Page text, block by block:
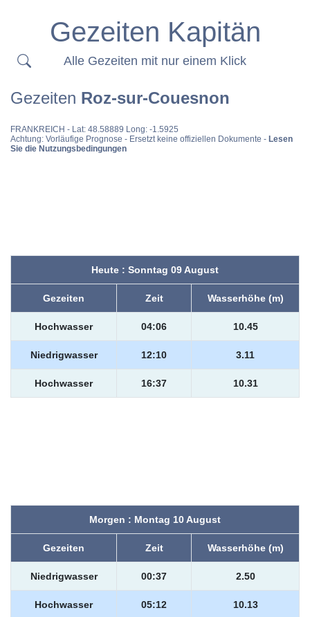
Gezeiten Kapitän
Alle Gezeiten mit nur einem Klick
Gezeiten Roz-sur-Couesnon
FRANKREICH - Lat: 48.58889 Long: -1.5925
Achtung: Vorläufige Prognose - Ersetzt keine offiziellen Dokumente - Lesen
Sie die Nutzungsbedingungen
Heute : Sonntag 09 August
Gezeiten Zeit Wasserhöhe (m)
Hochwasser 04:06 10.45
Niedrigwasser 12:10 3.11
Hochwasser 16:37 10.31
Morgen : Montag 10 August
Gezeiten Zeit Wasserhöhe (m)
Niedrigwasser 00:37 2.50
Hochwasser 05:12 10.13